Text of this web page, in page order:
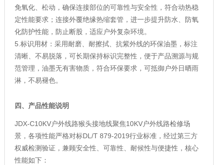
免氧化、松动，确保连接部位的可靠性与安全性，符合动热稳
定性能要求；连接外覆绝缘热缩套管，进一步提升防水、防氧
化防护性能，防止断股，适应户外复杂环境。
5.标识用材：采用耐磨、耐擦拭、抗紫外线的环保油墨，标注
清晰、不易脱落，可长期保持标识完整性，便于产品溯源与规
范管理，油墨无有害物质，符合环保要求，可抵御户外日晒雨
淋，不易褪色。
四、产品性能说明
JDX-C10KV户外线路猴头接地线聚焦10KV户外线路检修场
景，各项性能严格对标DL/T 879-2019行业标准，经过第三方
权威检测验证，兼顾安全性、可靠性、耐候性与便捷性，核心
性能如下：